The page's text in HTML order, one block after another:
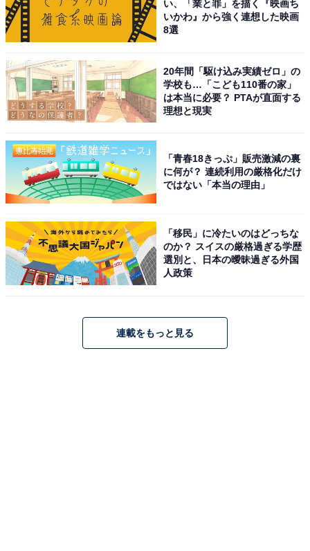
・
【脳トレ】この漢字はなんて読む？ 「鳳梨」【難読漢字
クイズ】
い、「業と罪」を描く『映画ち
いかわ』から強く連想した映画
8選
20年間「駆け込み実績ゼロ」の
学校も…「こども110番の家」
は本当に必要？ PTAが直面する
理想と現実
「青春18きっぷ」販売激減の裏
に何が？ 連続利用の厳格化だけ
ではない「本当の理由」
「移民」に冷たいのはどっちな
のか？ スイスの厳格過ぎる学歴
選別と、日本の曖昧過ぎる外国
人政策
連載をもっと見る